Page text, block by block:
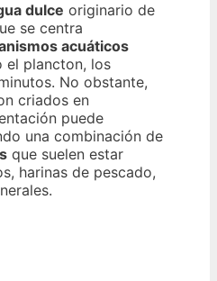
dulce originario de
se centra
acuáticos
el plancton, los
No obstante,
criados en
puede
una combinación de
que suelen estar
harinas de pescado,